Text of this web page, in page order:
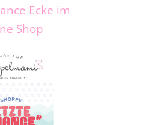
Ecke im
Shop